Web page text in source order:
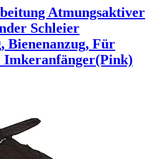
Atmungsaktiver
Schleier
Bienenanzug, Für
Imkeranfänger(Pink)